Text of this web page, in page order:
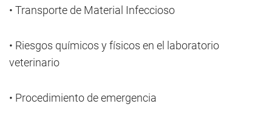
• Transporte de Material Infeccioso
• Riesgos químicos y físicos en el laboratorio
veterinario
• Procedimiento de emergencia